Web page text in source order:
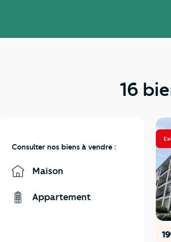
16
Consulter nos biens à vendre :
Maison
Appartement